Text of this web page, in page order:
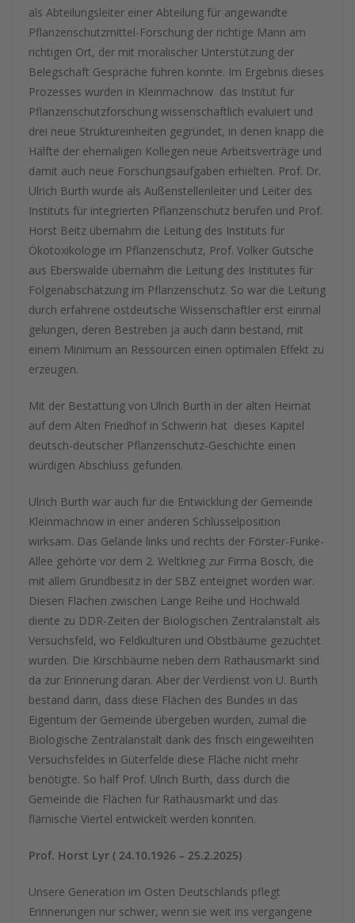
als Abteilungsleiter einer Abteilung für angewandte
Pflanzenschutzmittel-Forschung der richtige Mann am
richtigen Ort, der mit moralischer Unterstützung der
Belegschaft Gespräche führen konnte. Im Ergebnis dieses
Prozesses wurden in Kleinmachnow das Institut für
Pflanzenschutzforschung wissenschaftlich evaluiert und
drei neue Struktureinheiten gegründet, in denen knapp die
Hälfte der ehemaligen Kollegen neue Arbeitsverträge und
damit auch neue Forschungsaufgaben erhielten. Prof. Dr.
Ulrich Burth wurde als Außenstellenleiter und Leiter des
Instituts für integrierten Pflanzenschutz berufen und Prof.
Horst Beitz übernahm die Leitung des Instituts für
Ökotoxikologie im Pflanzenschutz, Prof. Volker Gutsche
aus Eberswalde übernahm die Leitung des Institutes für
Folgenabschätzung im Pflanzenschutz. So war die Leitung
durch erfahrene ostdeutsche Wissenschaftler erst einmal
gelungen, deren Bestreben ja auch darin bestand, mit
einem Minimum an Ressourcen einen optimalen Effekt zu
erzeugen.
Mit der Bestattung von Ulrich Burth in der alten Heimat
auf dem Alten Friedhof in Schwerin hat dieses Kapitel
deutsch-deutscher Pflanzenschutz-Geschichte einen
würdigen Abschluss gefunden.
Ulrich Burth war auch für die Entwicklung der Gemeinde
Kleinmachnow in einer anderen Schlüsselposition
wirksam. Das Gelände links und rechts der Förster-Funke-
Allee gehörte vor dem 2. Weltkrieg zur Firma Bosch, die
mit allem Grundbesitz in der SBZ enteignet worden war.
Diesen Flächen zwischen Lange Reihe und Hochwald
diente zu DDR-Zeiten der Biologischen Zentralanstalt als
Versuchsfeld, wo Feldkulturen und Obstbäume gezüchtet
wurden. Die Kirschbäume neben dem Rathausmarkt sind
da zur Erinnerung daran. Aber der Verdienst von U. Burth
bestand darin, dass diese Flächen des Bundes in das
Eigentum der Gemeinde übergeben wurden, zumal die
Biologische Zentralanstalt dank des frisch eingeweihten
Versuchsfeldes in Güterfelde diese Fläche nicht mehr
benötigte. So half Prof. Ulrich Burth, dass durch die
Gemeinde die Flächen für Rathausmarkt und das
flämische Viertel entwickelt werden konnten.
Prof. Horst Lyr ( 24.10.1926 – 25.2.2025)
Unsere Generation im Osten Deutschlands pflegt
Erinnerungen nur schwer, wenn sie weit ins vergangene